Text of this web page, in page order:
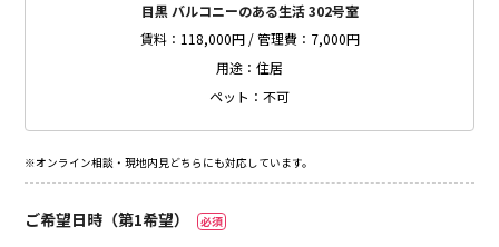
目黒 バルコニーのある生活 302号室
賃料：118,000円 / 管理費：7,000円
用途：住居
ペット：不可
※オンライン相談・現地内見どちらにも対応しています。
ご希望日時（第1希望） 必須